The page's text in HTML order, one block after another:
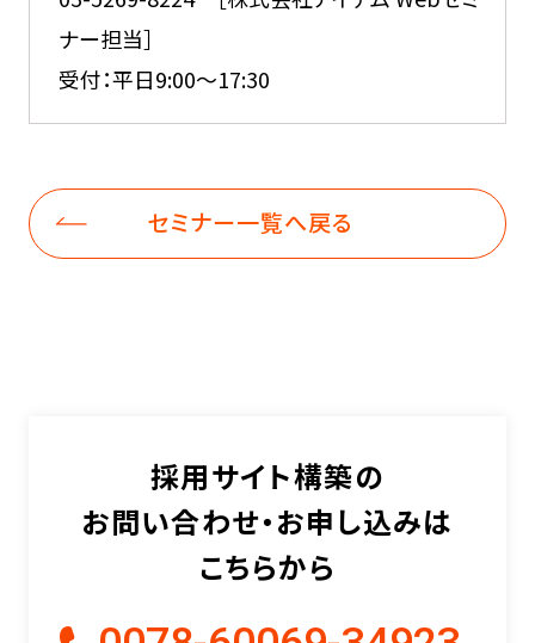
ナー担当］
受付：平日9:00～17:30
セミナー一覧へ戻る
採用サイト構築の
お問い合わせ・お申し込みは
こちらから